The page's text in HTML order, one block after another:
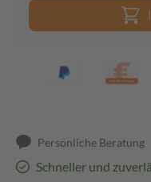
Persönliche Beratung
Schneller und